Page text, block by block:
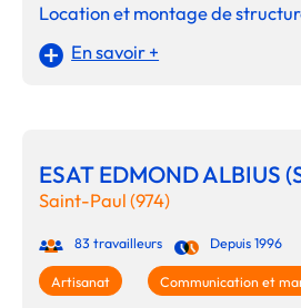
Location et montage de
En savoir +
ESAT EDMOND ALBIUS
Saint-Paul (974)
83 travailleurs Depuis 1996
Artisanat Communication et